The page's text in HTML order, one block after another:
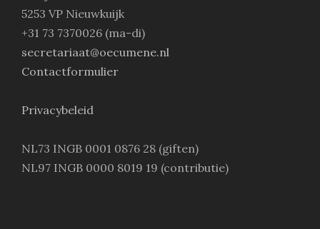
5253 VP Nieuwkuijk
+31 73 7370026 (ma-di)
secretariaat@oecumene.nl
Contactformulier
Privacybeleid
NL73 INGB 0001 0876 28 (giften)
NL97 INGB 0000 8019 19 (contributie)